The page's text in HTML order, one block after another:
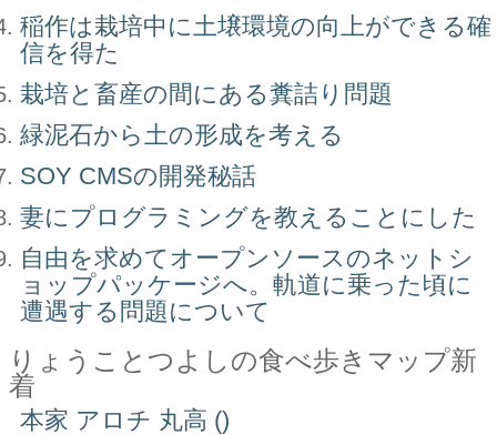
稲作は栽培中に土壌環境の向上ができる確
信を得た
栽培と畜産の間にある糞詰り問題
緑泥石から土の形成を考える
SOY CMSの開発秘話
妻にプログラミングを教えることにした
自由を求めてオープンソースのネットシ
ョップパッケージへ。軌道に乗った頃に
遭遇する問題について
りょうことつよしの食べ歩きマップ新
着
本家 アロチ 丸高 ()